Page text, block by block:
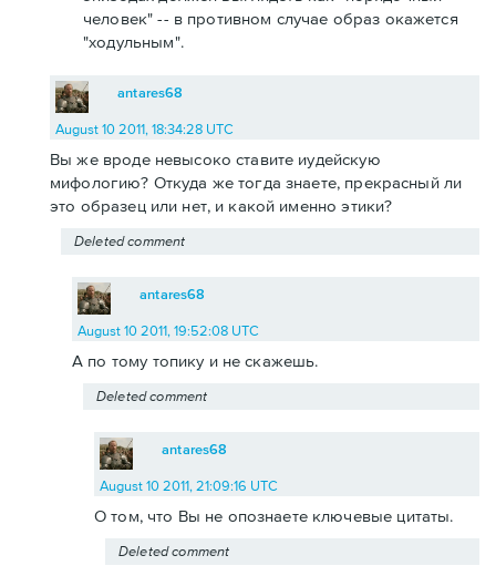
человек" -- в противном случае образ окажется
"ходульным".
antares68
August 10 2011, 18:34:28 UTC
Вы же вроде невысоко ставите иудейскую
мифологию? Откуда же тогда знаете, прекрасный ли
это образец или нет, и какой именно этики?
Deleted comment
antares68
August 10 2011, 19:52:08 UTC
А по тому топику и не скажешь.
Deleted comment
antares68
August 10 2011, 21:09:16 UTC
О том, что Вы не опознаете ключевые цитаты.
Deleted comment